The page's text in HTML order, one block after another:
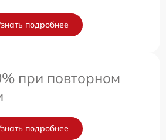
подробнее
при повторном
подробнее